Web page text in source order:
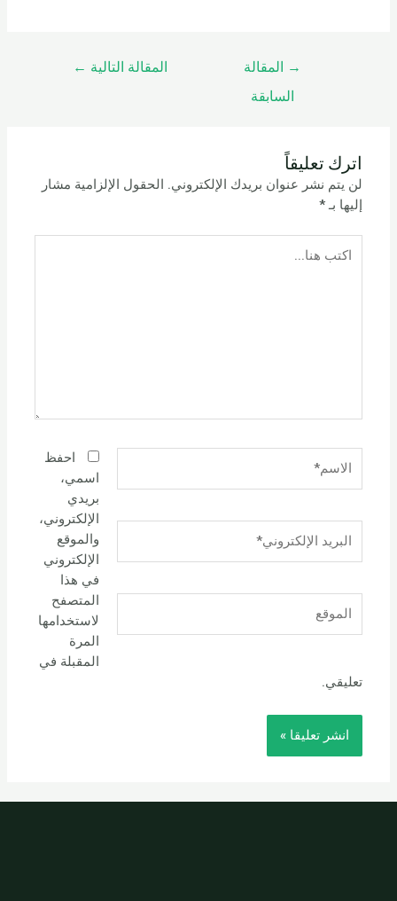
→
المقالة
السابقة
المقالة التالية ←
اترك تعليقاً
لن يتم نشر عنوان بريدك الإلكتروني. الحقول الإلزامية مشار
إليها بـ*
هنا...
الإلكتروني*
احفظ
اسمي،
بريدي
الإلكتروني،
والموقع
الإلكتروني
في هذا
المتصفح
لاستخدامها
المرة
المقبلة في
تعليقي.